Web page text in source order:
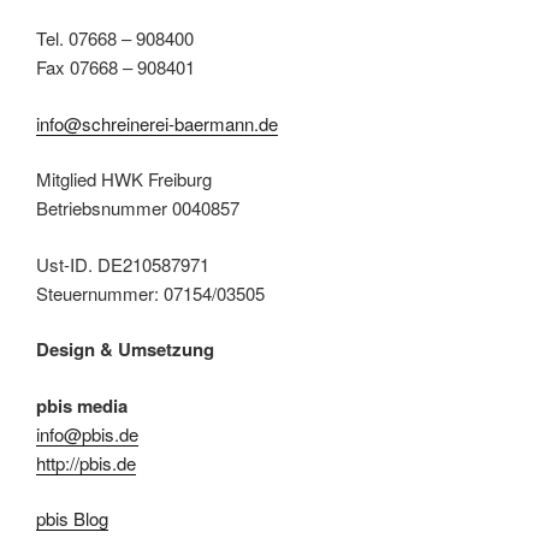
Tel. 07668 – 908400
Fax 07668 – 908401
info@schreinerei-baermann.de
Mitglied HWK Freiburg
Betriebsnummer 0040857
Ust-ID. DE210587971
Steuernummer: 07154/03505
Design & Umsetzung
pbis media
info@pbis.de
http://pbis.de
pbis Blog